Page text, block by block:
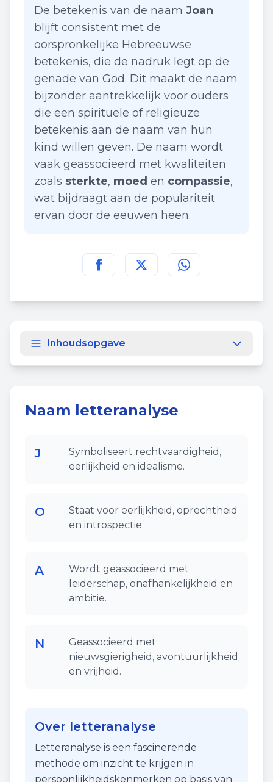
De betekenis van de naam Joan
blijft consistent met de
oorspronkelijke Hebreeuwse
betekenis, die de nadruk legt op de
genade van God. Dit maakt de naam
bijzonder aantrekkelijk voor ouders
die een spirituele of religieuze
betekenis aan de naam van hun
kind willen geven. De naam wordt
vaak geassocieerd met kwaliteiten
zoals sterkte, moed en compassie,
wat bijdraagt aan de populariteit
ervan door de eeuwen heen.
Deel deze pagina op
Deel deze pagina op
Deel deze pagina
Inhoudsopgave
Naam letteranalyse
J
Symboliseert rechtvaardigheid,
eerlijkheid en idealisme.
O
Staat voor eerlijkheid, oprechtheid
en introspectie.
A
Wordt geassocieerd met
leiderschap, onafhankelijkheid en
ambitie.
N
Geassocieerd met
nieuwsgierigheid, avontuurlijkheid
en vrijheid.
Over letteranalyse
Letteranalyse is een fascinerende
methode om inzicht te krijgen in
persoonlijkheidskenmerken op basis van